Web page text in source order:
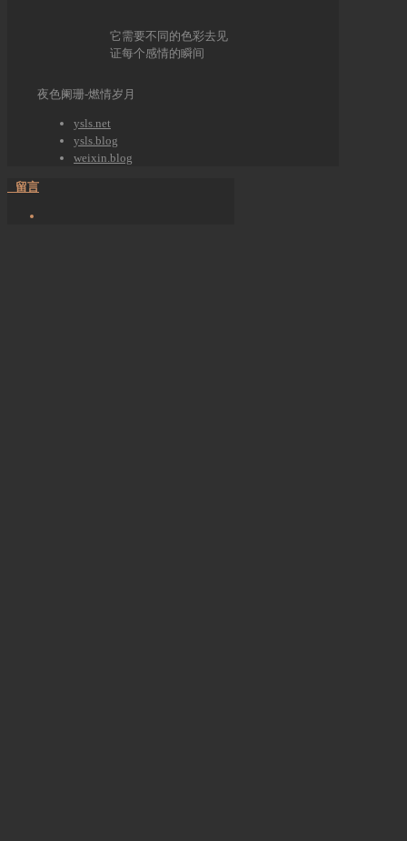
它需要不同的色彩去见
证每个感情的瞬间
夜色阑珊-燃情岁月
ysls.net
ysls.blog
weixin.blog
留言